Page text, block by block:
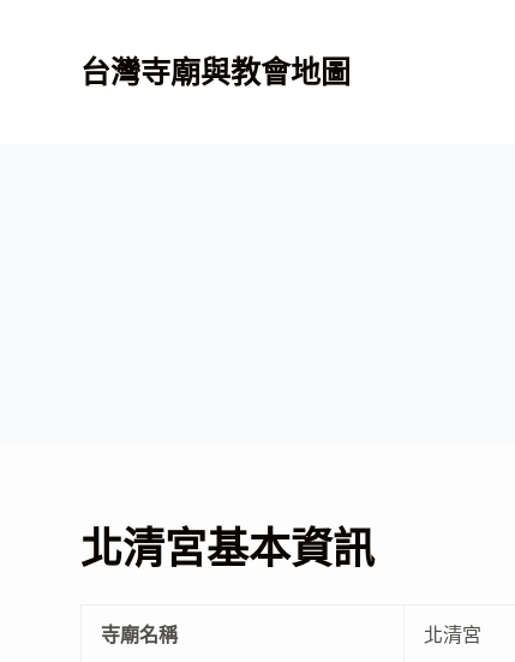
台灣寺廟與教會地圖
北清宮基本資訊
寺廟名稱 北清宮